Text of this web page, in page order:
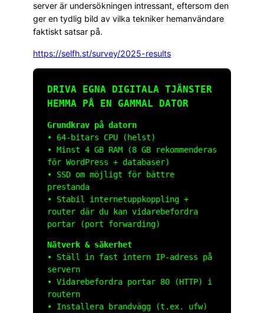
server är undersökningen intressant, eftersom den
ger en tydlig bild av vilka tekniker hemanvändare
faktiskt satsar på.
https://selfh.st/survey/2025-results
DRIVA EGNA DIGITALA TJÄNSTER
HEMMA PÅ EN GAMMAL DATOR
Grundkrav på datorn
• 64-bitars CPU (helst)
• Minst 4 GB RAM (8 GB rekommenderas
för WordPress + databaser)
• SSD om möjligt för bättre
prestanda
• Stabil internetuppkoppling +
router där du kan vidarebefordra
portar (port forwarding)
Nätverk & säkerhet
• Ställ in fast intern IP-adress på
servern
• Vidarebefordra portar 80 (HTTP) i
routern
• Installera brandvägg (t.ex. ufw)